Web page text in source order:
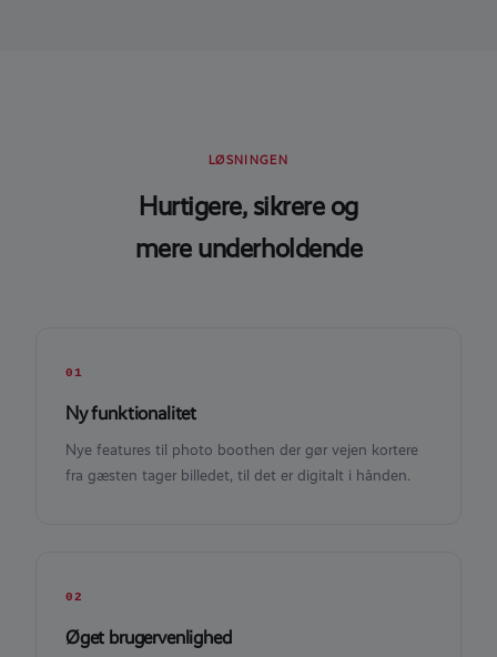
LØSNINGEN
Hurtigere, sikrere og
mere underholdende
01
Ny funktionalitet
Nye features til photo boothen der gør vejen kortere
fra gæsten tager billedet, til det er digitalt i hånden.
02
Øget brugervenlighed